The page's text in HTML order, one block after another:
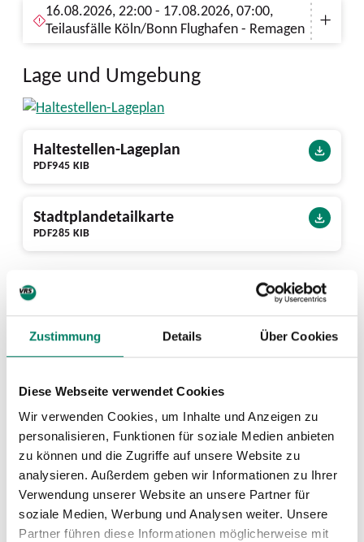
Zustimmung Details Über Cookies
Diese Webseite verwendet Cookies
Wir verwenden Cookies, um Inhalte und Anzeigen zu
personalisieren, Funktionen für soziale Medien anbieten
zu können und die Zugriffe auf unsere Website zu
analysieren. Außerdem geben wir Informationen zu Ihrer
Verwendung unserer Website an unsere Partner für
soziale Medien, Werbung und Analysen weiter. Unsere
Partner führen diese Informationen möglicherweise mit
16.08.2026, 22:00 - 17.08.2026, 07:00,
Teilausfälle Köln/Bonn Flughafen - Remagen
Lage und Umgebung
PDF945 KIB
Haltestellen-Lageplan
PDF285 KIB
Stadtplandetailkarte
Aufzüge
zu Gleis 2
zu Gleis 1/4
Tarif
PDF1.5 MIB
Rheinlandtarif Tickets & Preise
PDF644 KIB
Tarifgebietskarte